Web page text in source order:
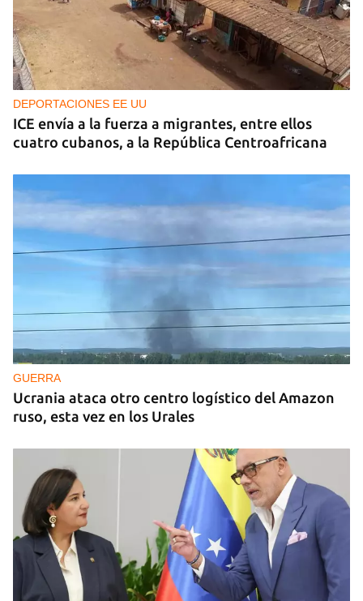
DEPORTACIONES EE UU
ICE envía a la fuerza a migrantes, entre ellos
cuatro cubanos, a la República Centroafricana
GUERRA
Ucrania ataca otro centro logístico del Amazon
ruso, esta vez en los Urales